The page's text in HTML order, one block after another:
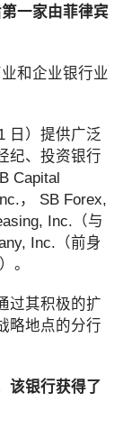
一家由菲律宾
和企业银行业
日）提供广泛
纪、投资银行
Capital
， SB Forex,
Inc.（与
Inc.（前身
。
过其积极的扩
略地点的分行
该银行获得了